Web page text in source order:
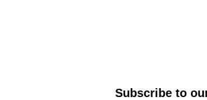
Subscribe to